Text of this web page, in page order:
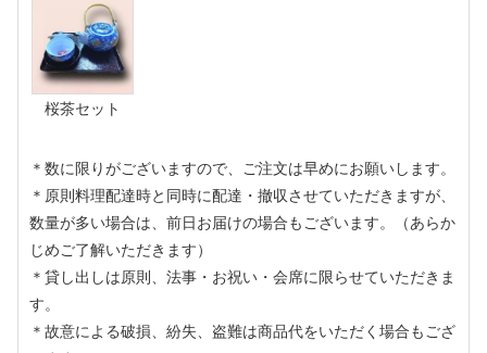
桜茶セット
＊数に限りがございますので、ご注文は早めにお願いします。
＊原則料理配達時と同時に配達・撤収させていただきますが、
数量が多い場合は、前日お届けの場合もございます。（あらか
じめご了解いただきます）
＊貸し出しは原則、法事・お祝い・会席に限らせていただきま
す。
＊故意による破損、紛失、盗難は商品代をいただく場合もござ